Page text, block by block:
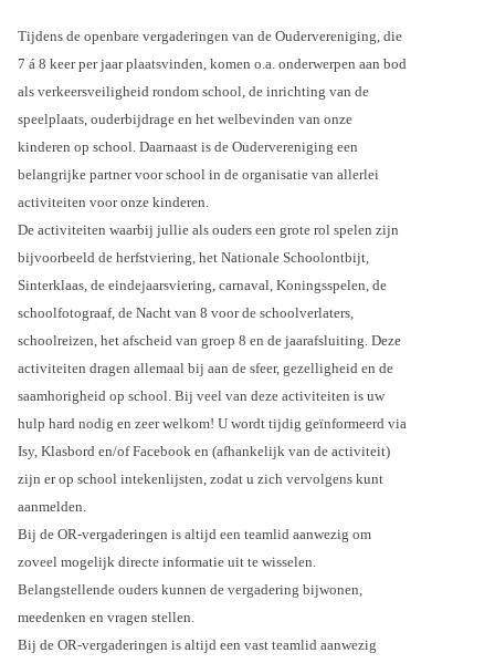
Tijdens de openbare vergaderingen van de Oudervereniging, die
7 á 8 keer per jaar plaatsvinden, komen o.a. onderwerpen aan bod
als verkeersveiligheid rondom school, de inrichting van de
speelplaats, ouderbijdrage en het welbevinden van onze
kinderen op school. Daarnaast is de Oudervereniging een
belangrijke partner voor school in de organisatie van allerlei
activiteiten voor onze kinderen.
De activiteiten waarbij jullie als ouders een grote rol spelen zijn
bijvoorbeeld de herfstviering, het Nationale Schoolontbijt,
Sinterklaas, de eindejaarsviering, carnaval, Koningsspelen, de
schoolfotograaf, de Nacht van 8 voor de schoolverlaters,
schoolreizen, het afscheid van groep 8 en de jaarafsluiting. Deze
activiteiten dragen allemaal bij aan de sfeer, gezelligheid en de
saamhorigheid op school. Bij veel van deze activiteiten is uw
hulp hard nodig en zeer welkom! U wordt tijdig geïnformeerd via
Isy, Klasbord en/of Facebook en (afhankelijk van de activiteit)
zijn er op school intekenlijsten, zodat u zich vervolgens kunt
aanmelden.
Bij de OR-vergaderingen is altijd een teamlid aanwezig om
zoveel mogelijk directe informatie uit te wisselen.
Belangstellende ouders kunnen de vergadering bijwonen,
meedenken en vragen stellen.
Bij de OR-vergaderingen is altijd een vast teamlid aanwezig